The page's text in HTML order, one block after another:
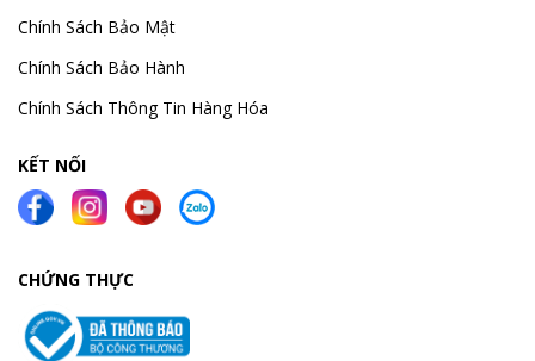
Chính Sách Bảo Mật
Chính Sách Bảo Hành
Chính Sách Thông Tin Hàng Hóa
KẾT NỐI
CHỨNG THỰC